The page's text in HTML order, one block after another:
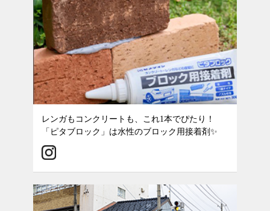
レンガもコンクリートも、これ1本でぴたり！
「ピタブロック」は水性のブロック用接着剤✨